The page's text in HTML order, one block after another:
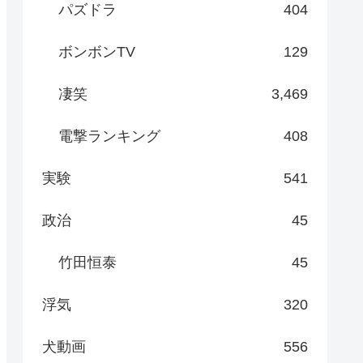
パズドラ 404
ボンボンTV 129
凄笑 3,469
電撃ランキング 408
実験 541
政治 45
竹田恒泰 45
浮気 320
犬動画 556